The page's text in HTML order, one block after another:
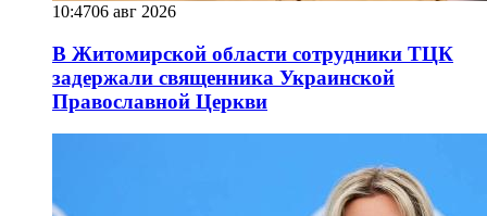
10:4706 авг 2026
В Житомирской области сотрудники ТЦК
задержали священника Украинской
Православной Церкви